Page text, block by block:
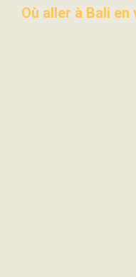
Où aller à Bali